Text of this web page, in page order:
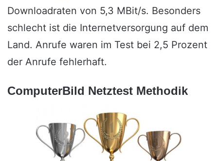
Downloadraten von 5,3 MBit/s. Besonders
schlecht ist die Internetversorgung auf dem
Land. Anrufe waren im Test bei 2,5 Prozent
der Anrufe fehlerhaft.
ComputerBild Netztest Methodik